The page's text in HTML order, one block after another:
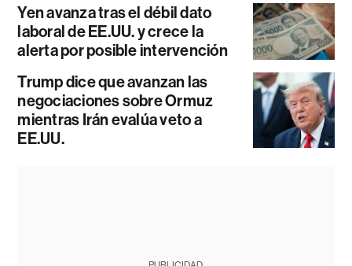
Yen avanza tras el débil dato
laboral de EE.UU. y crece la
alerta por posible intervención
Trump dice que avanzan las
negociaciones sobre Ormuz
mientras Irán evalúa veto a
EE.UU.